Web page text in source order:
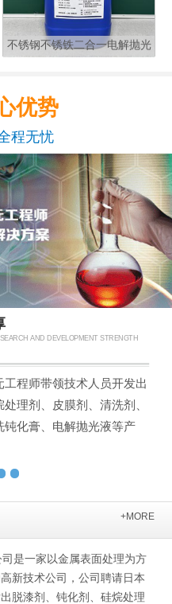
不锈钢不锈铁二合一电解抛光
优势
程无忧
AND DEVELOPMENT STRENGTH
程师带领技术人员开发出
理剂、皮膜剂、清洗剂、
钝化膏、电解抛光液等产
+MORE
是一家以金属表面处理为方
新技术公司，公司聘请日本
脱漆剂、钝化剂、硅烷处理